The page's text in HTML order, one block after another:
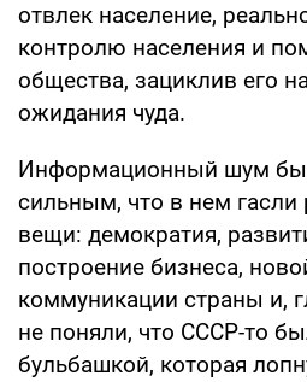
отвлек население,
контролю населения и
общества, зациклив его
ожидания чуда.
Информационный шум
сильным, что в нем
вещи: демократия,
построение бизнеса,
коммуникации страны и,
не поняли, что СССР-то
бульбашкой, которая